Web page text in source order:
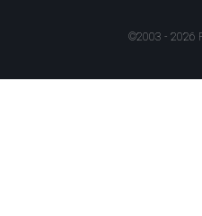
©2003 - 2026